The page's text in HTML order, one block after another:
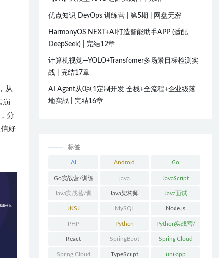
从
崩
分
好
优点知识 DevOps 训练营 | 第5期 | 网盘无密
HarmonyOS NEXT+AI打造智能助手APP (适配
DeepSeek) | 完结12章
计算机视觉—YOLO+Transfomer多场景目标检测实
战 | 完结17章
AI Agent从0到1定制开发 全栈+全流程+企业级落
地实战 | 完结16章
标签
AI Android Go
Go实战营/训练
营/体系课
java JavaScript
Java实战营/训
练营/体系课
Java架构师 Java面试
JKSJ MySQL Node.js
PHP Python Python实战营/
训练营/体系课
React SpringBoot Spring Cloud
Spring Cloud TypeScript uni-app